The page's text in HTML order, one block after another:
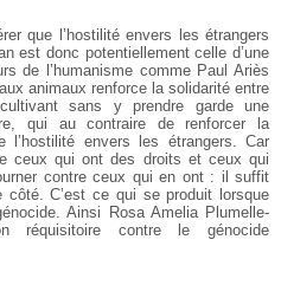
que l’hostilitéenvers les étrangers
est donc potentiellement celle d’une
de l’humanisme comme Paul Ariès
animaux renforce la solidarité entre
sans y prendre garde une
qui au contraire derenforcer la
l’hostilité envers les étrangers. Car
ceux qui ont des droits etceux qui
contreceux qui en ont : il suffit
côté. C’est ce qui se produit lorsque
Ainsi Rosa AmeliaPlumelle-
réquisitoire contre le génocide